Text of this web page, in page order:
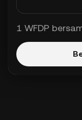
1 WFDP